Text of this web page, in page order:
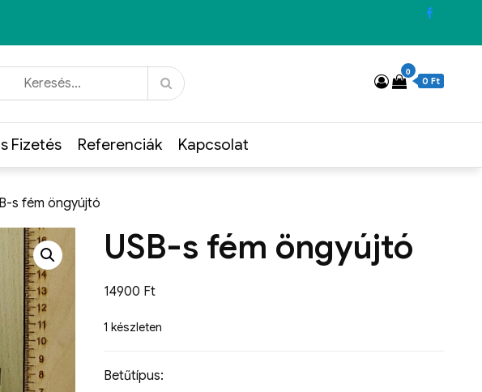
0
0 Ft
Fizetés Referenciák Kapcsolat
s fém öngyújtó
USB-s fém öngyújtó
14900 Ft
1 készleten
Betűtípus: